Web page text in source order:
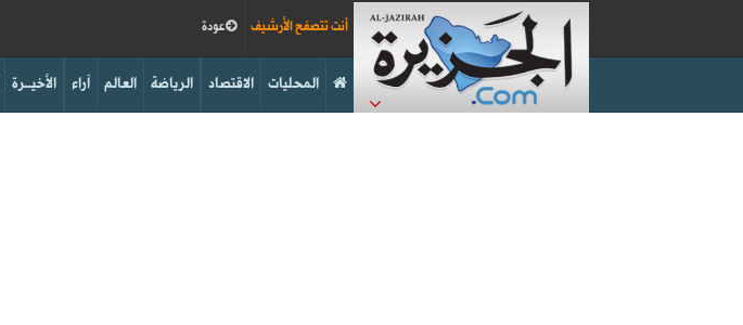
عودة أنت تتصفح الأرشيف
الأخيــرة آراء العالم الرياضة الاقتصاد المحليات